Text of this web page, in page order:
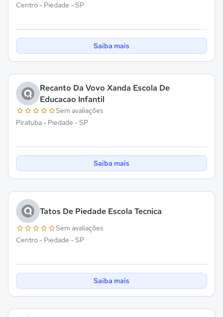
Centro - Piedade - SP
Saiba mais
Recanto Da Vovo Xanda Escola De
Educacao Infantil
Sem avaliações
Piratuba - Piedade - SP
Saiba mais
Tatos De Piedade Escola Tecnica
Sem avaliações
Centro - Piedade - SP
Saiba mais